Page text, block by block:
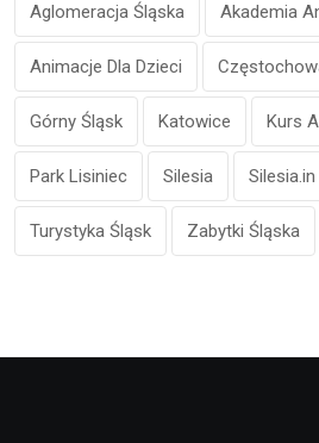
Aglomeracja Śląska Akademia
Animacje Dla Dzieci
Górny Śląsk Katowice Kurs
Park Lisiniec Silesia Silesia.in
Turystyka Śląsk Zabytki Śląska